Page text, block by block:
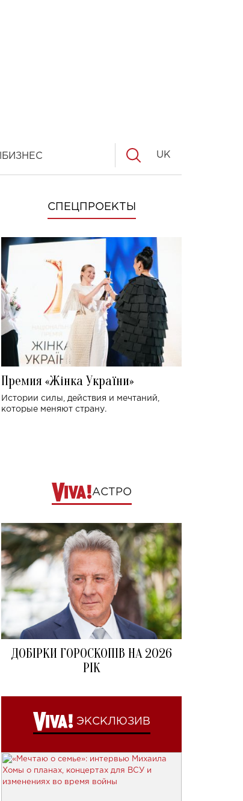
БИЗНЕС UK
СПЕЦПРОЕКТЫ
Премия «Жінка України»
Истории силы, действия и мечтаний,
которые меняют страну.
АСТРО
ДОБІРКИ ГОРОСКОПІВ НА 2026
РІК
ЭКСКЛЮЗИВ